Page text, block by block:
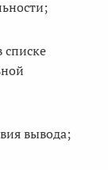
списке
вывода;